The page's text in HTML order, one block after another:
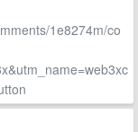
1e8274m/co